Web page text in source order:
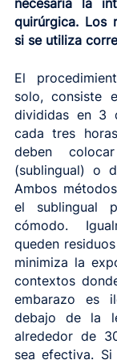
necesaria la
quirúrgica. Los
si se utiliza
El
solo, consiste
divididas en 3
cada tres
deben
(sublingual) o
Ambos
el sublingual
cómodo.
queden
minimiza la
contextos
embarazo es
debajo de la
alrededor de
sea efectiva.